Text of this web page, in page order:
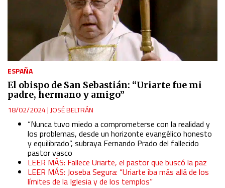
ESPAÑA
El obispo de San Sebastián: “Uriarte fue mi
padre, hermano y amigo”
18/02/2024| JOSÉ BELTRÁN
“Nunca tuvo miedo a comprometerse con la realidad y
los problemas, desde un horizonte evangélico honesto
y equilibrado”, subraya Fernando Prado del fallecido
pastor vasco
LEER MÁS: Fallece Uriarte, el pastor que buscó la paz
LEER MÁS: Joseba Segura: “Uriarte iba más allá de los
límites de la Iglesia y de los templos”